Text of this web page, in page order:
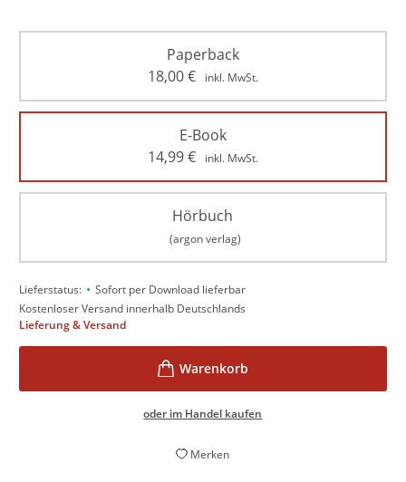
Paperback
18,00€ inkl. MwSt.
E-Book
14,99€ inkl. MwSt.
Hörbuch
(argon verlag)
Lieferstatus: • Sofort per Download lieferbar
Kostenloser Versand innerhalb Deutschlands
Lieferung & Versand
oder im Handel kaufen
Merken